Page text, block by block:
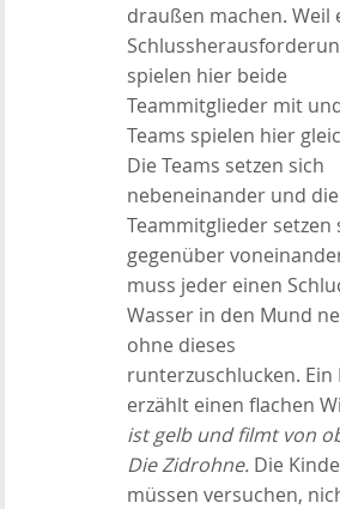
draußen machen. Weil
spielen hier beide
Teammitglieder mit
Teams spielen hier
Die Teams setzen sich
nebeneinander und die
Teammitglieder setzen
gegenüber
muss jeder einen
Wasser in den Mund
ohne dieses
runterzuschlucken. Ein
erzählt einen flachen
ist gelb und filmt von
Die Zidrohne.Die
müssen versuchen,